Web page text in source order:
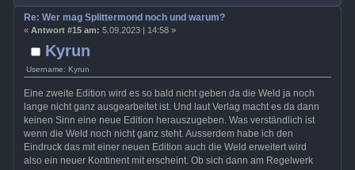
Kyrun
Username: Kyrun
Re: Wer mag Splittermond noch und warum?
« Antwort #15 am: 5.09.2023 | 14:58 »
Eine zweite Edition wird es so bald nicht geben da die Weld ja noch
lange nicht ganz ausgearbeitet ist. Und laut Verlag macht es da dann
keinen Sinn eine neue Edition herauszugeben. Was verständlich ist
wenn die Weld noch nicht ganz steht. Ausserdem habe ich den
Eindruck das mit einer neuen Edition auch die Weld erweitert wird
also ein neuer Kontinent mit erscheint. Ob sich dann am Regelwerk